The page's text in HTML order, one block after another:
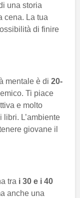
una storia
cena. La tua
di finire
mentale è di 20-
Ti piace
e molto
L’ambiente
giovane il
tra i 30 e i 40
anche una